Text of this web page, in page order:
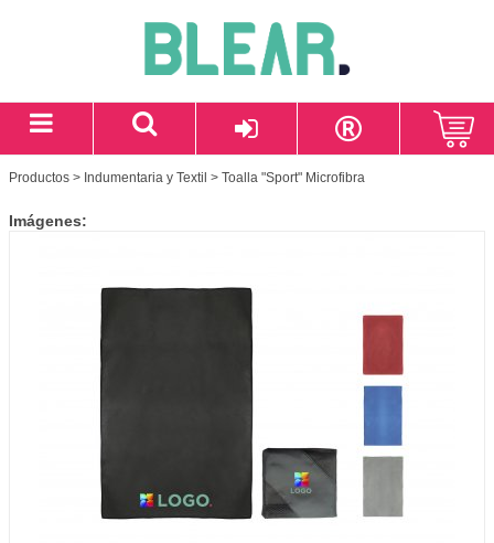
Productos > Indumentaria y Textil > Toalla "Sport" Microfibra
Imágenes: